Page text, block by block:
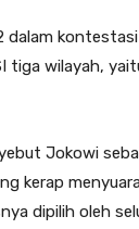
dalam
tiga wilayah,
Jokowi
kerap
dipilih oleh